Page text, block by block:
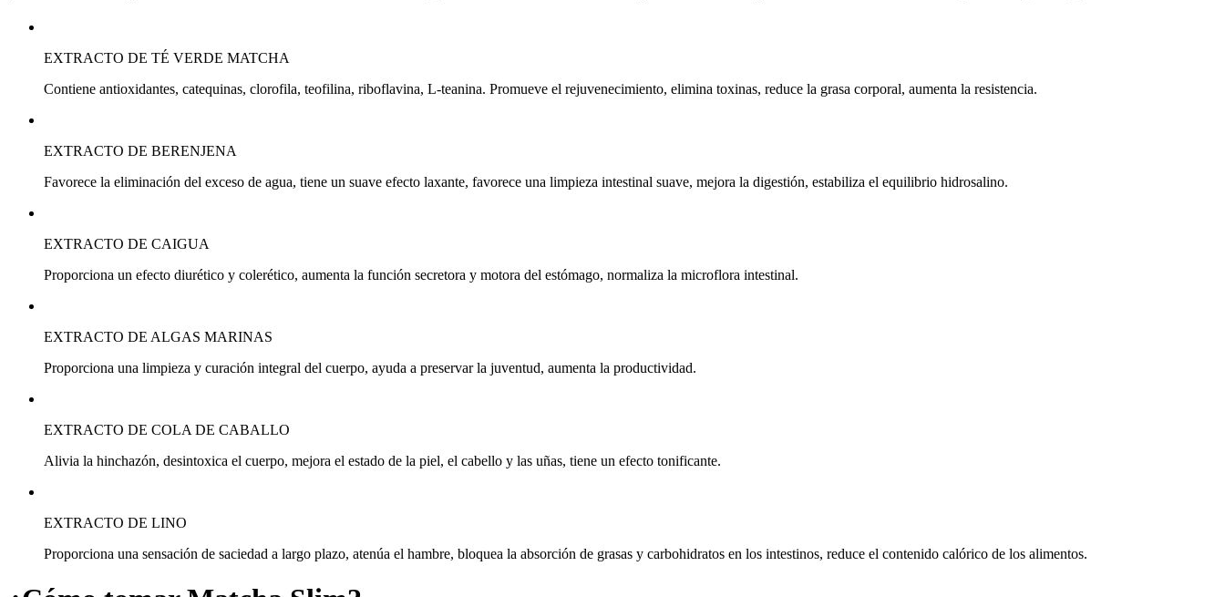
EXTRACTO DE TÉ VERDE MATCHA
Contiene antioxidantes, catequinas, clorofila, teofilina, riboflavina, L-teanina. Promueve el rejuvenecimiento, elimina toxinas, reduce la grasa corporal, aumenta la resistencia.
EXTRACTO DE BERENJENA
Favorece la eliminación del exceso de agua, tiene un suave efecto laxante, favorece una limpieza intestinal suave, mejora la digestión, estabiliza el equilibrio hidrosalino.
EXTRACTO DE CAIGUA
Proporciona un efecto diurético y colerético, aumenta la función secretora y motora del estómago, normaliza la microflora intestinal.
EXTRACTO DE ALGAS MARINAS
Proporciona una limpieza y curación integral del cuerpo, ayuda a preservar la juventud, aumenta la productividad.
EXTRACTO DE COLA DE CABALLO
Alivia la hinchazón, desintoxica el cuerpo, mejora el estado de la piel, el cabello y las uñas, tiene un efecto tonificante.
EXTRACTO DE LINO
Proporciona una sensación de saciedad a largo plazo, atenúa el hambre, bloquea la absorción de grasas y carbohidratos en los intestinos, reduce el contenido calórico de los alimentos.